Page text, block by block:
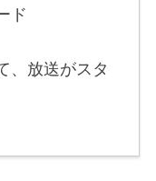
ド
、放送がスタ